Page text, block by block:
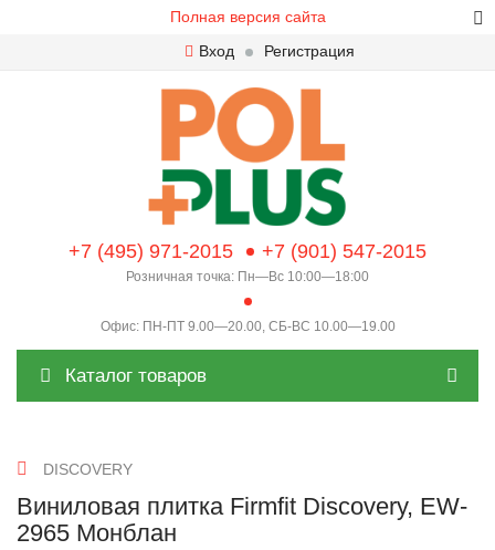
Полная версия сайта
Вход
Регистрация
+7 (495) 971-2015 +7 (901) 547-2015
Розничная точка: Пн—Вс 10:00—18:00
Офис: ПН-ПТ 9.00—20.00, СБ-ВС 10.00—19.00
Каталог товаров
DISCOVERY
Виниловая плитка Firmfit Discovery, EW-
2965 Монблан